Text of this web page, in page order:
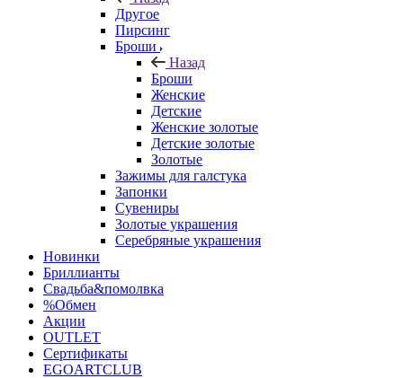
Другое
Пирсинг
Броши
Назад
Броши
Женские
Детские
Женские золотые
Детские золотые
Золотые
Зажимы для галстука
Запонки
Сувениры
Золотые украшения
Серебряные украшения
Новинки
Бриллианты
Свадьба&помолвка
%Обмен
Акции
OUTLET
Сертификаты
EGOARTCLUB